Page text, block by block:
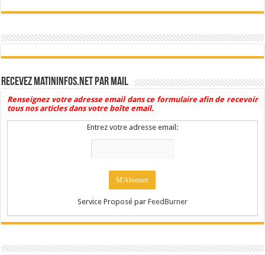
Recevez Matininfos.net par mail
Renseignez votre adresse email dans ce formulaire afin de recevoir
tous nos articles dans votre boîte email.
Entrez votre adresse email:
Service Proposé par FeedBurner